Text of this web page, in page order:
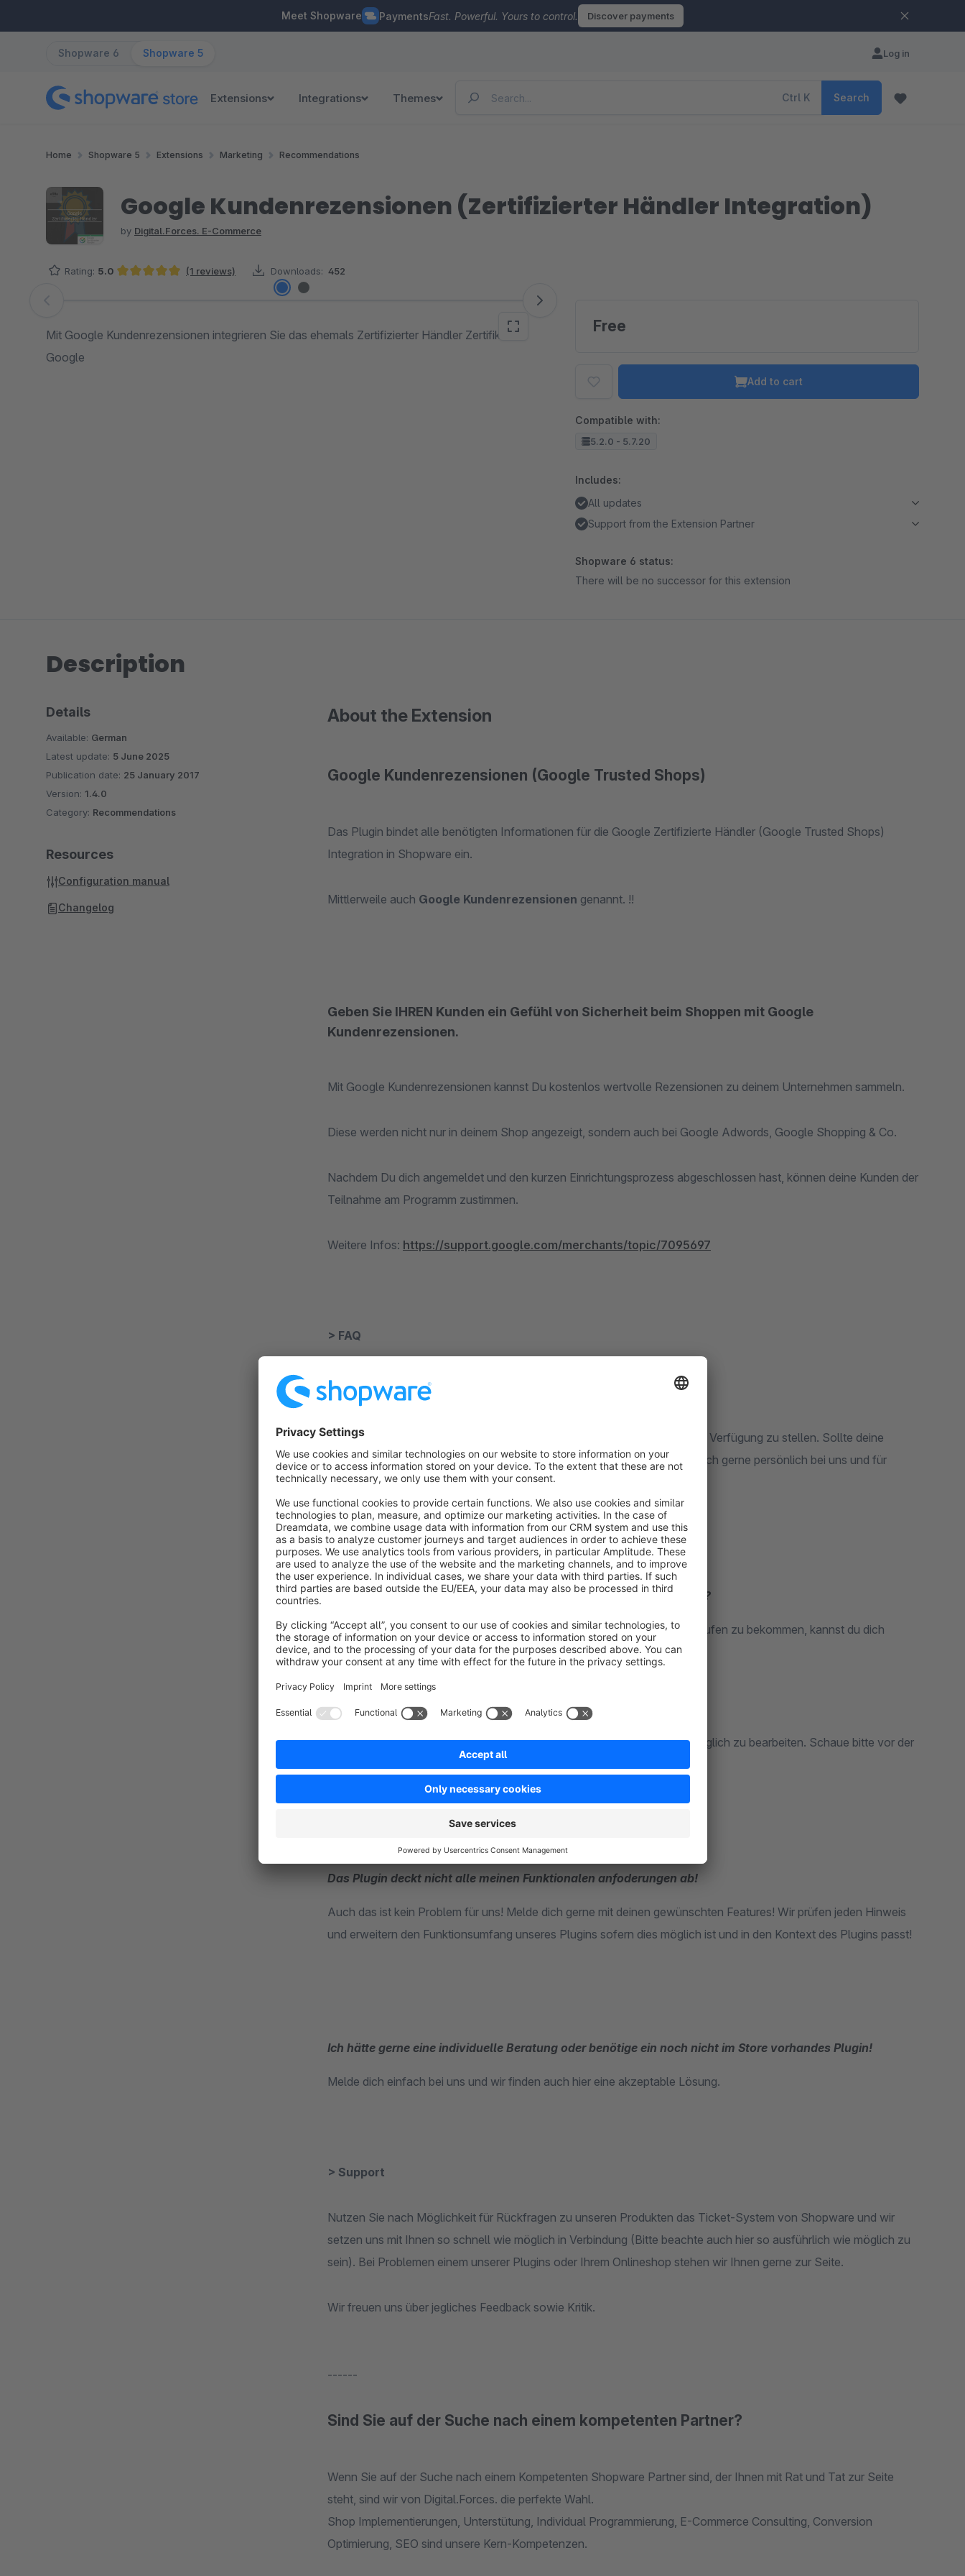
Meet Shopware PaymentsFast. Powerful. Yours to control. Discover payments
Shopware 6 Shopware 5 Log in
Extensions Integrations Themes Ctrl K Search
Home Shopware 5 Extensions Marketing Recommendations
Google Kundenrezensionen (Zertifizierter Händler Integration)
by Digital.Forces. E-Commerce
Rating: 5.0 (1 reviews) Downloads: 452
Skip image gallery
Mit Google Kundenrezensionen integrieren Sie das ehemals Zertifizierter Händler Zertifikat
Google
Free
Add to cart
Compatible with:
5.2.0 - 5.7.20
Includes:
All updates
Support from the Extension Partner
Shopware 6 status:
There will be no successor for this extension
Description
About the Extension
Google Kundenrezensionen (Google Trusted Shops)
Das Plugin bindet alle benötigten Informationen für die Google Zertifizierte Händler (Google Trusted Shops)
Integration in Shopware ein.
Mittlerweile auch Google Kundenrezensionen genannt. !!
Geben Sie IHREN Kunden ein Gefühl von Sicherheit beim Shoppen mit Google
Kundenrezensionen.
Mit Google Kundenrezensionen kannst Du kostenlos wertvolle Rezensionen zu deinem Unternehmen sammeln.
Diese werden nicht nur in deinem Shop angezeigt, sondern auch bei Google Adwords, Google Shopping & Co.
Nachdem Du dich angemeldet und den kurzen Einrichtungsprozess abgeschlossen hast, können deine Kunden der
Teilnahme am Programm zustimmen.
Weitere Infos: https://support.google.com/merchants/topic/7095697
> FAQ
Ist das Plugin mit meiner Shopware Version kompatibel?
Unser bestreben ist es, Plugins für nahezu alle verfügbaren Versionen zur Verfügung zu stellen. Sollte deine
eingesetzte Version nicht mit unserem Plugin kompatibel sein, so melde dich gerne persönlich bei uns und für
versuchen eine für dich akzeptable Lösung zu finden!
Das Plugin funktioniert bei dir im Shop nicht, woran kann das liegen?
Solltest du Probleme haben eines unserer Plugins in deinem Shop zum laufen zu bekommen, kannst du dich
jederzeit bei uns melden!
Hinweise und Fehlermeldungen helfen uns, deinen Fall so schnell wie möglich zu bearbeiten. Schaue bitte vor der
Das Plugin deckt nicht alle meinen Funktionalen anfoderungen ab!
Auch das ist kein Problem für uns! Melde dich gerne mit deinen gewünschten Features! Wir prüfen jeden Hinweis
und erweitern den Funktionsumfang unseres Plugins sofern dies möglich ist und in den Kontext des Plugins passt!
Ich hätte gerne eine individuelle Beratung oder benötige ein noch nicht im Store vorhandes Plugin!
Melde dich einfach bei uns und wir finden auch hier eine akzeptable Lösung.
> Support
Nutzen Sie nach Möglichkeit für Rückfragen zu unseren Produkten das Ticket-System von Shopware und wir
setzen uns mit Ihnen so schnell wie möglich in Verbindung (Bitte beachte auch hier so ausführlich wie möglich zu
sein). Bei Problemen einem unserer Plugins oder Ihrem Onlineshop stehen wir Ihnen gerne zur Seite.
Wir freuen uns über jegliches Feedback sowie Kritik.
------
Sind Sie auf der Suche nach einem kompetenten Partner?
Wenn Sie auf der Suche nach einem Kompetenten Shopware Partner sind, der Ihnen mit Rat und Tat zur Seite
steht, sind wir von Digital.Forces. die perfekte Wahl.
Shop Implementierungen, Unterstütung, Individual Programmierung, E-Commerce Consulting, Conversion
Optimierung, SEO sind unsere Kern-Kompetenzen.
Details
Available: German
Latest update: 5 June 2025
Publication date: 25 January 2017
Version: 1.4.0
Category: Recommendations
Resources
Configuration manual
Changelog